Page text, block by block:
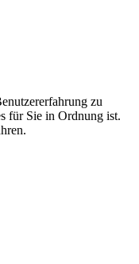
zu
für Sie in Ordnung ist.